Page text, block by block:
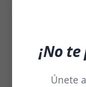
¡No
Únete